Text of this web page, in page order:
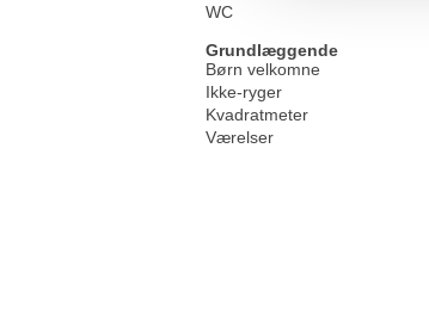
WC
Grundlæggende
Børn velkomne
Ikke-ryger
Kvadratmeter
Værelser